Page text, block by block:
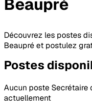
Beaupré
Découvrez les postes
Beaupré et postulez
Postes
Aucun poste Secrétaire
actuellement